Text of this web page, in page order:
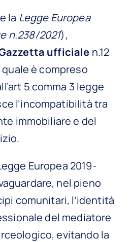
la Legge Europea
n.238/2021),
ufficiale n.12
quale è compreso
5 comma 3 legge
l’incompatibilità tra
immobiliare e del
Europea 2019-
nel pieno
comunitari, l’identità
del mediatore
evitando la